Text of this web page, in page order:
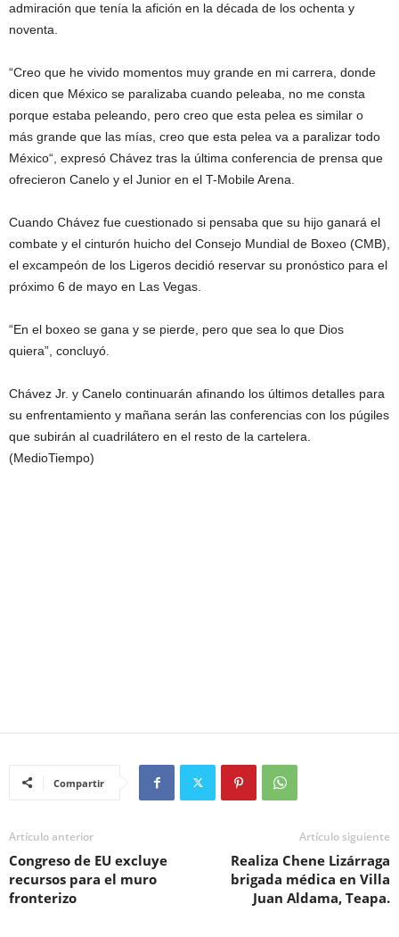
admiración que tenía la afición en la década de los ochenta y
noventa.
“Creo que he vivido momentos muy grande en mi carrera, donde
dicen que México se paralizaba cuando peleaba, no me consta
porque estaba peleando, pero creo que esta pelea es similar o
más grande que las mías, creo que esta pelea va a paralizar todo
México“, expresó Chávez tras la última conferencia de prensa que
ofrecieron Canelo y el Junior en el T-Mobile Arena.
Cuando Chávez fue cuestionado si pensaba que su hijo ganará el
combate y el cinturón huicho del Consejo Mundial de Boxeo (CMB),
el excampeón de los Ligeros decidió reservar su pronóstico para el
próximo 6 de mayo en Las Vegas.
“En el boxeo se gana y se pierde, pero que sea lo que Dios
quiera”, concluyó.
Chávez Jr. y Canelo continuarán afinando los últimos detalles para
su enfrentamiento y mañana serán las conferencias con los púgiles
que subirán al cuadrilátero en el resto de la cartelera.
(MedioTiempo)
Compartir
Artículo anterior
Congreso de EU excluye
recursos para el muro
fronterizo
Artículo siguiente
Realiza Chene Lizárraga
brigada médica en Villa
Juan Aldama, Teapa.